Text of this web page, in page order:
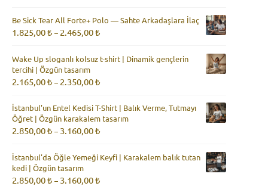
Be Sick Tear All Forte+ Polo — Sahte Arkadaşlara İlaç
1.825,00₺ – 2.465,00₺
-
Wake Up sloganlı kolsuz t-shirt | Dinamik gençlerin
tercihi | Özgün tasarım
2.165,00₺ – 2.350,00₺
-
2.350,00 ₺
İstanbul'un Entel Kedisi T-Shirt | Balık Verme, Tutmayı
Öğret | Özgün karakalem tasarım
2.850,00₺ – 3.160,00₺
-
İstanbul'da Öğle Yemeği Keyfi | Karakalem balık tutan
kedi | Özgün tasarım
2.850,00₺ – 3.160,00₺